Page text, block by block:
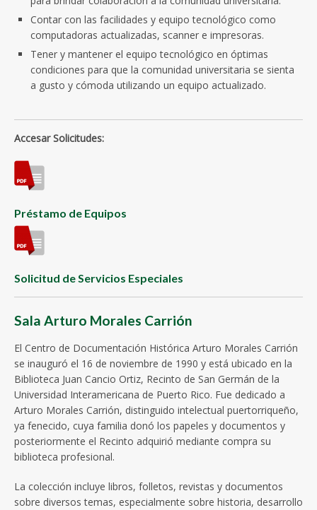
Contar con las facilidades y equipo tecnológico como
computadoras actualizadas, scanner e impresoras.
Tener y mantener el equipo tecnológico en óptimas
condiciones para que la comunidad universitaria se sienta
a gusto y cómoda utilizando un equipo actualizado.
Accesar Solicitudes:
Préstamo de Equipos
Solicitud de Servicios Especiales
Sala Arturo Morales Carrión
El Centro de Documentación Histórica Arturo Morales Carrión
se inauguró el 16 de noviembre de 1990 y está ubicado en la
Biblioteca Juan Cancio Ortiz, Recinto de San Germán de la
Universidad Interamericana de Puerto Rico. Fue dedicado a
Arturo Morales Carrión, distinguido intelectual puertorriqueño,
ya fenecido, cuya familia donó los papeles y documentos y
posteriormente el Recinto adquirió mediante compra su
biblioteca profesional.
La colección incluye libros, folletos, revistas y documentos
sobre diversos temas, especialmente sobre historia, desarrollo